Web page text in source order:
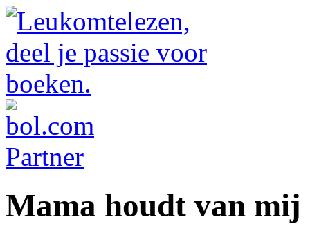
Mama houdt van mij